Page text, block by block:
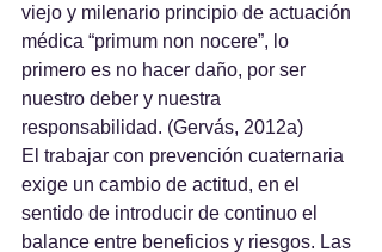
viejo y milenario principio de actuación
médica “primum non nocere”, lo
primero es no hacer daño, por ser
nuestro deber y nuestra
responsabilidad. (Gervás, 2012a)
El trabajar con prevención cuaternaria
exige un cambio de actitud, en el
sentido de introducir de continuo el
balance entre beneficios y riesgos. Las